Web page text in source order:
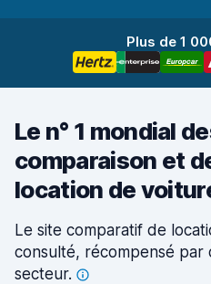
Plus de 1
Le n° 1 mondial
comparaison et
location de
Le site comparatif de
consulté, récompensé
secteur.